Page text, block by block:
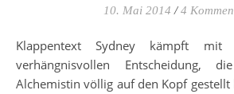
10. Mai 2014 / 4
Klappentext Sydney kämpft mit den Folgen der
verhängnisvollen Entscheidung,
Alchemistin völlig auf den Kopf gestellt